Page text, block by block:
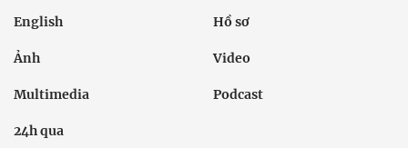
English Hồ sơ
Ảnh Video
Multimedia Podcast
24h qua